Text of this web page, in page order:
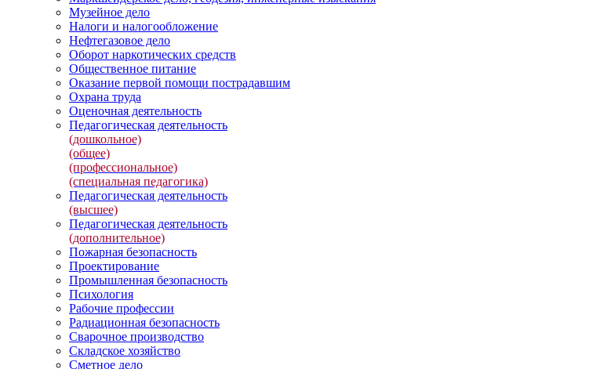
Музейное дело
Налоги и налогообложение
Нефтегазовое дело
Оборот наркотических средств
Общественное питание
Оказание первой помощи пострадавшим
Охрана труда
Оценочная деятельность
Педагогическая деятельность
(дошкольное)
(общее)
(профессиональное)
(специальная педагогика)
Педагогическая деятельность
(высшее)
Педагогическая деятельность
(дополнительное)
Пожарная безопасность
Проектирование
Промышленная безопасность
Психология
Рабочие профессии
Радиационная безопасность
Сварочное производство
Складское хозяйство
Сметное дело